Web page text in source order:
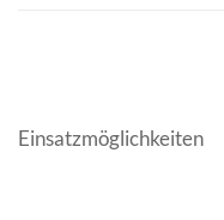
Einsatzmöglichkeiten